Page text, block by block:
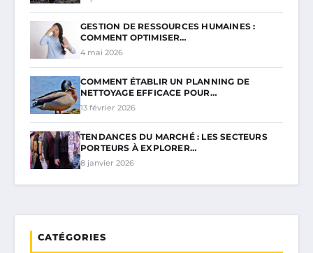
GESTION DE RESSOURCES HUMAINES :
COMMENT OPTIMISER…
4 mai 2026
COMMENT ÉTABLIR UN PLANNING DE
NETTOYAGE EFFICACE POUR…
13 février 2026
TENDANCES DU MARCHÉ : LES SECTEURS
PORTEURS À EXPLORER…
8 janvier 2026
CATÉGORIES